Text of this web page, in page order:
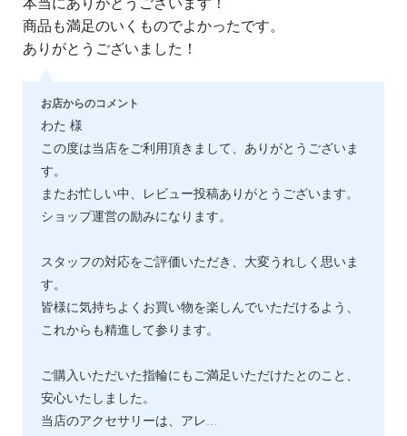
本当にありがとうございます！
商品も満足のいくものでよかったです。
ありがとうございました！
お店からのコメント
わた 様
この度は当店をご利用頂きまして、ありがとうございま
す。
またお忙しい中、レビュー投稿ありがとうございます。
ショップ運営の励みになります。
スタッフの対応をご評価いただき、大変うれしく思いま
す。
皆様に気持ちよくお買い物を楽しんでいただけるよう、
これからも精進して参ります。
ご購入いただいた指輪にもご満足いただけたとのこと、
安心いたしました。
当店のアクセサリーは、アレ...